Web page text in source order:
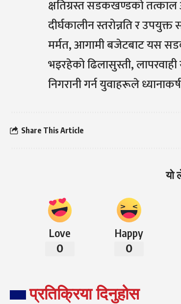
क्षतिग्रस्त सडकखण्डको
दीर्घकालीन स्तरोन्नति र
मर्मत, आगामी बजेटबाट यस
भइरहेको ढिलासुस्ती,
निगरानी गर्न युवाहरूले
Share This Article
यो
Love
0
Happy
0
प्रतिक्रिया दिनुहोस